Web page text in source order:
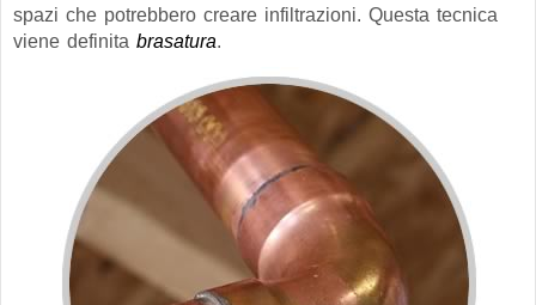
spazi che potrebbero creare infiltrazioni. Questa tecnica
viene definita brasatura.